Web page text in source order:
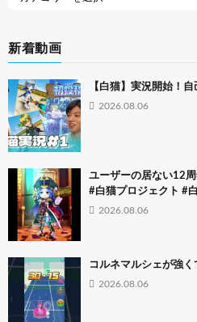
新着動画
【白猫】実況開始！
2026.08.06
ユーザーの居ない12
#白猫プロジェクト #
2026.08.06
コルネマルシェが強
2026.08.06